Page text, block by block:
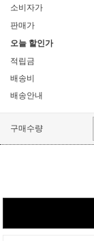
소비자가
판매가
오늘 할인가
적립금
배송비
배송안내
구매수량